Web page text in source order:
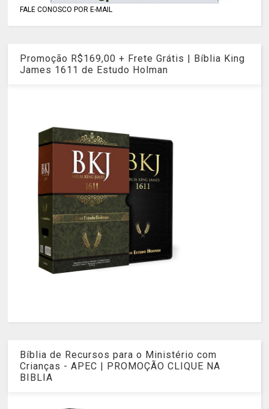
FALE CONOSCO POR E-MAIL
Promoção R$169,00 + Frete Grátis | Bíblia King
James 1611 de Estudo Holman
Bíblia de Recursos para o Ministério com
Crianças - APEC | PROMOÇÃO CLIQUE NA
BIBLIA